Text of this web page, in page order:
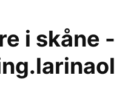
i skåne -